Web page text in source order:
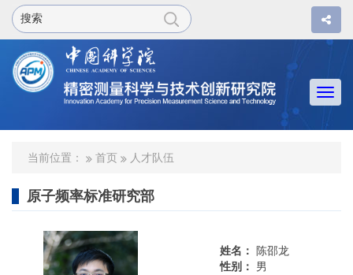
当前位置： 首页 人才队伍
原子频率标准研究部
姓名：
陈邵龙
性别：
男